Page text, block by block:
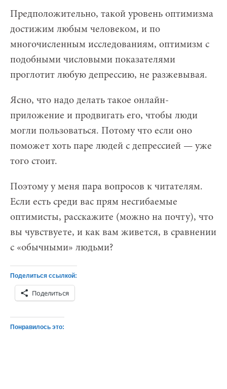
Предположительно, такой уровень оптимизма
достижим любым человеком, и по
многочисленным исследованиям, оптимизм с
подобными числовыми показателями
проглотит любую депрессию, не разжевывая.
Ясно, что надо делать такое онлайн-
приложение и продвигать его, чтобы люди
могли пользоваться. Потому что если оно
поможет хоть паре людей с депрессией — уже
того стоит.
Поэтому у меня пара вопросов к читателям.
Если есть среди вас прям несгибаемые
оптимисты, расскажите (можно на почту), что
вы чувствуете, и как вам живется, в сравнении
с «обычными» людьми?
Поделиться ссылкой:
Поделиться
Понравилось это: